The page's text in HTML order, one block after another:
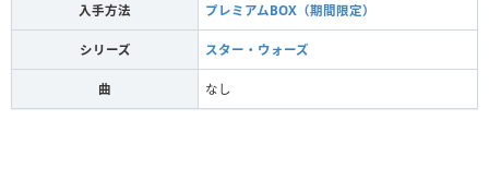
入手方法 プレミアムBOX（期間限定）
シリーズ スター・ウォーズ
曲 なし